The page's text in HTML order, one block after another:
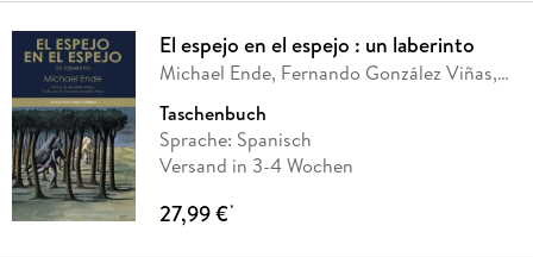
El espejo en el espejo : un laberinto
Michael Ende, Fernando González Viñas,
Taschenbuch
Sprache: Spanisch
Versand in 3-4 Wochen
27,99 €*